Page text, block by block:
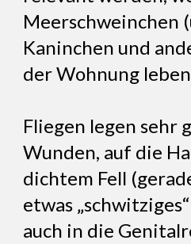
Meerschweinchen
Kaninchen und
der Wohnung
Fliegen legen sehr
Wunden, auf die
dichtem Fell
etwas
auch in die